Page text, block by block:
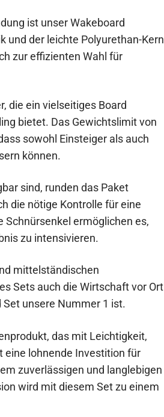
ist unser Wakeboard
und der leichte Polyurethan-Kern
zur effizienten Wahl für
die ein vielseitiges Board
bietet. Das Gewichtslimit von
sowohl Einsteiger als auch
können.
sind, runden das Paket
die nötige Kontrolle für eine
Schnürsenkel ermöglichen es,
zu intensivieren.
mittelständischen
Sets auch die Wirtschaft vor Ort
unsere Nummer 1 ist.
das mit Leichtigkeit,
eine lohnende Investition für
zuverlässigen und langlebigen
wird mit diesem Set zu einem